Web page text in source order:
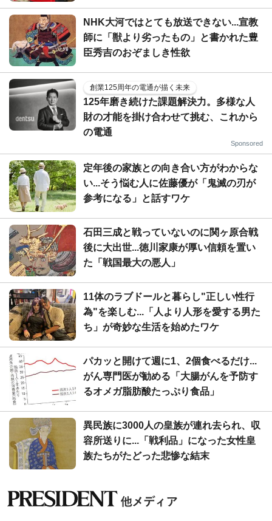
NHK大河ではとても放送できない...宣教
師に「獣より劣ったもの」と書かれた豊
臣秀吉のおぞましき性欲
創業125周年の電通が描く未来
125年磨き続けた課題解決力。多様な人
財の才能を掛け合わせて挑む、これから
の電通
Sponsored
定年後の家族との向き合い方がわからな
い...そう悩む人に佐藤優が「鬼滅の刃が
参考になる」と話すワケ
石田三成と戦っていないのに関ヶ原合戦
後に大出世...徳川家康が厚い信頼を置い
た「戦国最大の悪人」
11体のラブドールと暮らし"正しい性行
為"を楽しむ...「人より人形を愛する男た
ち」が奇妙な生活を始めたワケ
パカッと開けて週に1、2個食べるだけ...
がん専門医が勧める「大腸がんを予防す
るオメガ脂肪酸たっぷり食品」
異民族に3000人の皇族が連れ去られ、収
容所送りに...「戦利品」になった女性皇
族たちがたどった悲惨な結末